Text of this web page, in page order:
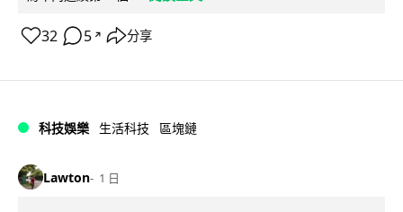
32 5 ↗ 分享
科技娛樂 生活科技 區塊鏈
Lawton 1 日